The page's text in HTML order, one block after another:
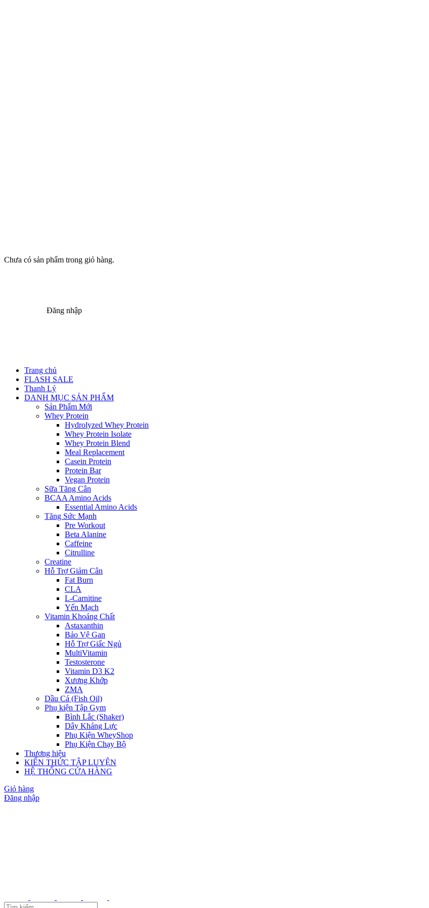
Chưa có sản phẩm trong giỏ hàng.
Đăng nhập
Trang chủ
FLASH SALE
Thanh Lý
DANH MỤC SẢN PHẨM
Sản Phẩm Mới
Whey Protein
Hydrolyzed Whey Protein
Whey Protein Isolate
Whey Protein Blend
Meal Replacement
Casein Protein
Protein Bar
Vegan Protein
Sữa Tăng Cân
BCAA Amino Acids
Essential Amino Acids
Tăng Sức Mạnh
Pre Workout
Beta Alanine
Caffeine
Citrulline
Creatine
Hỗ Trợ Giảm Cân
Fat Burn
CLA
L-Carnitine
Yến Mạch
Vitamin Khoáng Chất
Astaxanthin
Bảo Vệ Gan
Hỗ Trợ Giấc Ngủ
MultiVitamin
Testosterone
Vitamin D3 K2
Xương Khớp
ZMA
Dầu Cá (Fish Oil)
Phụ kiện Tập Gym
Bình Lắc (Shaker)
Dây Kháng Lực
Phụ Kiện WheyShop
Phụ Kiện Chạy Bộ
Thương hiệu
KIẾN THỨC TẬP LUYỆN
HỆ THỐNG CỬA HÀNG
Giỏ hàng
Đăng nhập